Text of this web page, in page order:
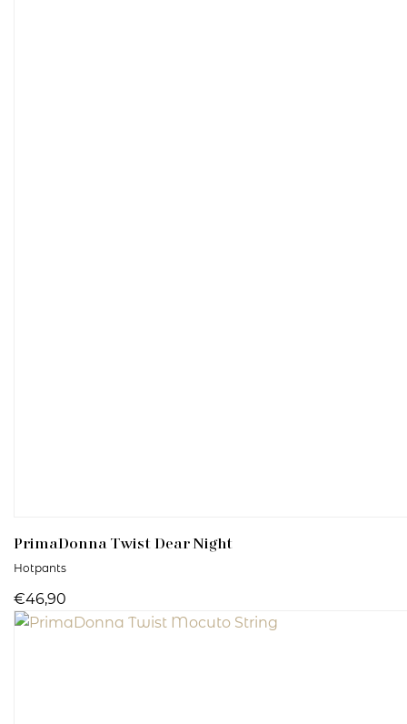
PrimaDonna Twist Dear Night
Hotpants
€46,90